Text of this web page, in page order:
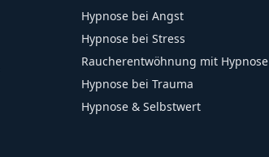
Hypnose bei Angst
Hypnose bei Stress
Raucherentwöhnung mit Hypnose
Hypnose bei Trauma
Hypnose & Selbstwert